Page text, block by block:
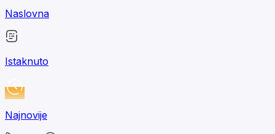
Naslovna
Istaknuto
Najnovije